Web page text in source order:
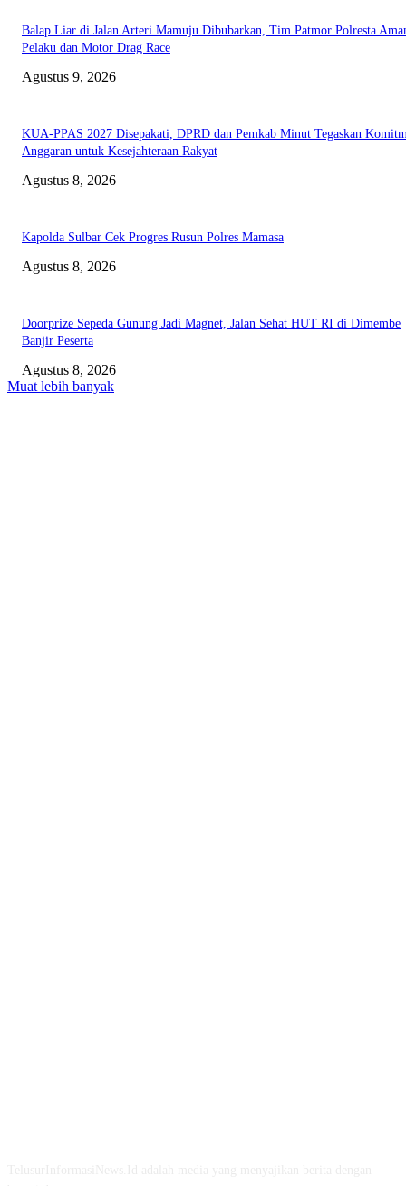
Balap Liar di Jalan Arteri Mamuju Dibubarkan, Tim Patmor Polresta
Pelaku dan Motor Drag Race
Agustus 9, 2026
KUA-PPAS 2027 Disepakati, DPRD dan Pemkab Minut Tegaskan
Anggaran untuk Kesejahteraan Rakyat
Agustus 8, 2026
Kapolda Sulbar Cek Progres Rusun Polres Mamasa
Agustus 8, 2026
Doorprize Sepeda Gunung Jadi Magnet, Jalan Sehat HUT RI di Dimembe
Banjir Peserta
Agustus 8, 2026
Muat lebih banyak